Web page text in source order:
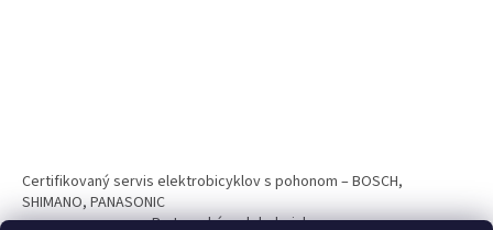
Certifikovaný servis elektrobicyklov s pohonom – BOSCH,
SHIMANO, PANASONIC
Partnerský web hokejshop.eu